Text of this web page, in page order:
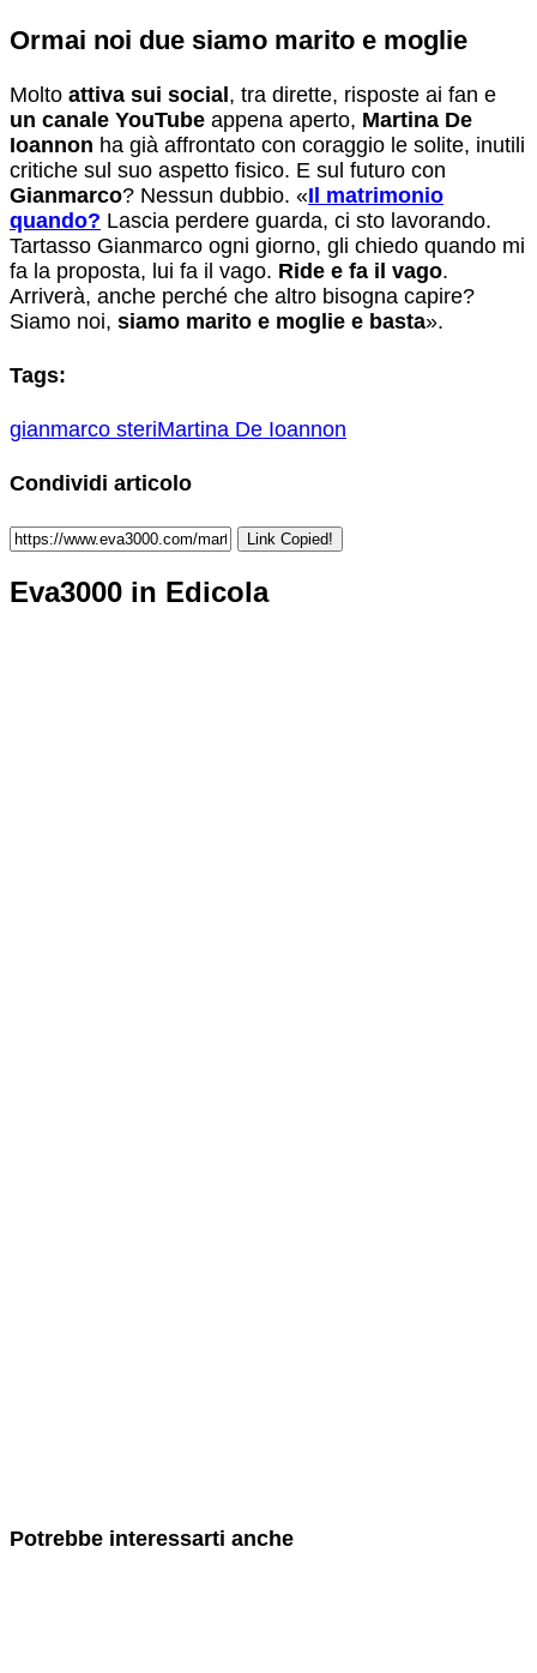
Ormai noi due siamo marito e moglie
Molto attiva sui social , tra dirette, risposte ai fan e
un canale YouTube appena aperto, Martina De
Ioannon ha già affrontato con coraggio le solite, inutili
critiche sul suo aspetto fisico. E sul futuro con
Gianmarco? Nessun dubbio. «Il matrimonio
quando? Lascia perdere guarda, ci sto lavorando.
Tartasso Gianmarco ogni giorno, gli chiedo quando mi
fa la proposta, lui fa il vago. Ride e fa il vago.
Arriverà, anche perché che altro bisogna capire?
Siamo noi, siamo marito e moglie e basta».
Tags:
gianmarco steriMartina De Ioannon
Condividi articolo
Link Copied!
Eva3000 in Edicola
Potrebbe interessarti anche